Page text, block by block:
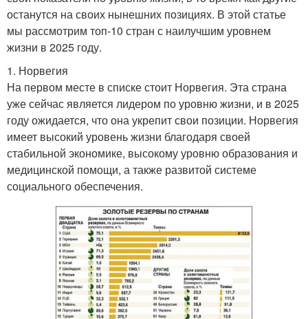
останутся на своих нынешних позициях. В этой статье
мы рассмотрим топ-10 стран с наилучшим уровнем
жизни в 2025 году.
1. Норвегия
На первом месте в списке стоит Норвегия. Эта страна
уже сейчас является лидером по уровню жизни, и в 2025
году ожидается, что она укрепит свои позиции. Норвегия
имеет высокий уровень жизни благодаря своей
стабильной экономике, высокому уровню образования и
медицинской помощи, а также развитой системе
социального обеспечения.